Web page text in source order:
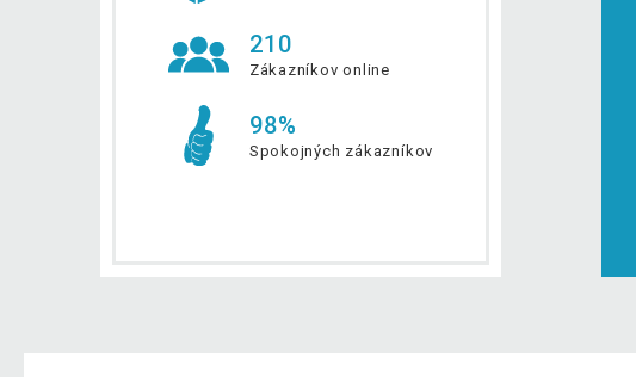
210
Zákazníkov online
98%
Spokojných zákazníkov